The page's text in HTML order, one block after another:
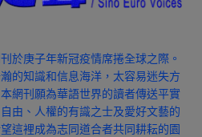
於庚子年新冠疫情席捲全球之際。
的知識和信息海洋，太容易迷失方
網刊願為華語世界的讀者傳送平實
由、人權的有識之士及愛好文藝的
這裡成為志同道合者共同耕耘的園